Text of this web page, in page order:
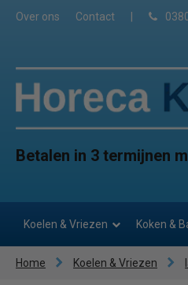
Over ons Contact
Betalen in 3 termijnen
Koelen & Vriezen Koken &
Home Koelen & Vriezen